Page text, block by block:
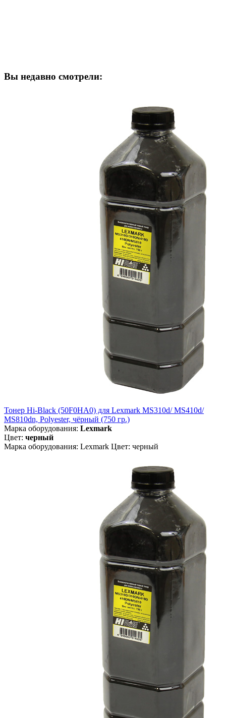
Вы недавно смотрели:
Тонер Hi-Black (50F0HA0) для Lexmark MS310d/ MS410d/
MS810dn, Polyester, чёрный (750 гр.)
Марка оборудования: Lexmark
Цвет: черный
Марка оборудования: Lexmark Цвет: черный